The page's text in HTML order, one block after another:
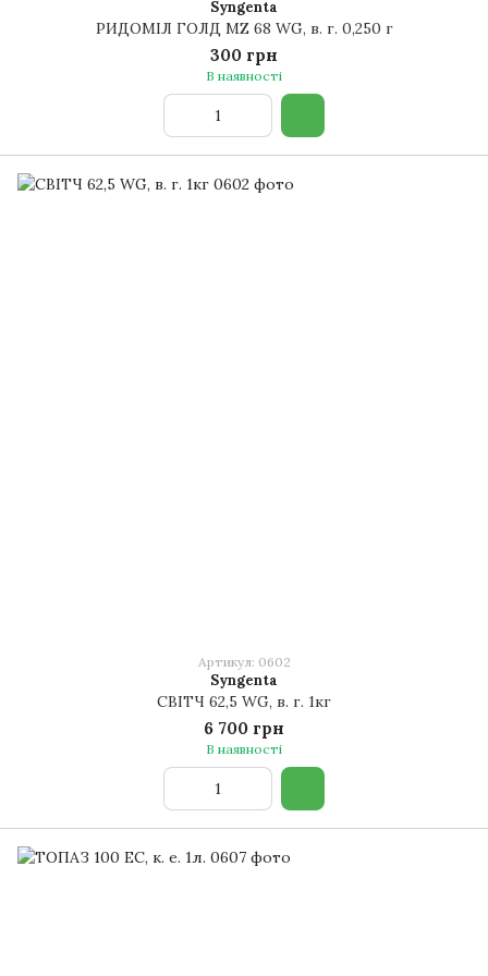
Syngenta
РИДОМІЛ ГОЛД MZ 68 WG, в. г. 0,250 г
300 грн
В наявності
Артикул: 0602
Syngenta
СВІТЧ 62,5 WG, в. г. 1кг
6 700 грн
В наявності